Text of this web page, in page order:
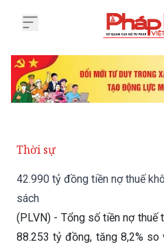
Thời sự
42.990 tỷ đồng tiền nợ thuế
sách
(PLVN) - Tổng số tiền nợ
88.253 tỷ đồng, tăng 8,2%